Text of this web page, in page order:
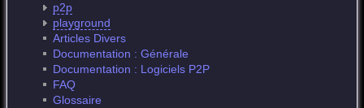
p2p
playground
Articles Divers
Documentation : Générale
Documentation : Logiciels P2P
FAQ
Glossaire